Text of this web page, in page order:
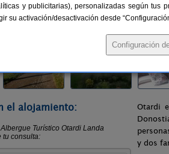
y por habitaciones 5-29 plazas 25 km
el alojamiento:
Otardi
y dos
y publicitarias), personalizadas según tus
su activación/desactivación desde